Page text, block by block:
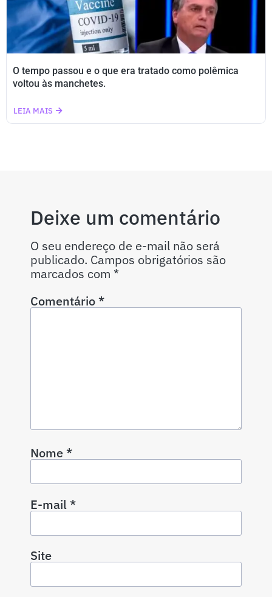
O tempo passou e o que era tratado como polêmica
voltou às manchetes.
LEIA MAIS
Deixe um comentário
O seu endereço de e-mail não será
publicado. Campos obrigatórios são
marcados com *
Comentário*
Nome*
E-mail*
Site